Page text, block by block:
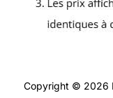
Copyright © 2026